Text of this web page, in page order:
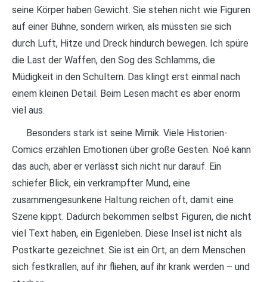
seine Körper haben Gewicht. Sie stehen nicht wie Figuren
auf einer Bühne, sondern wirken, als müssten sie sich
durch Luft, Hitze und Dreck hindurch bewegen. Ich spüre
die Last der Waffen, den Sog des Schlamms, die
Müdigkeit in den Schultern. Das klingt erst einmal nach
einem kleinen Detail. Beim Lesen macht es aber enorm
viel aus.
Besonders stark ist seine Mimik. Viele Historien-
Comics erzählen Emotionen über große Gesten. Noé kann
das auch, aber er verlässt sich nicht nur darauf. Ein
schiefer Blick, ein verkrampfter Mund, eine
zusammengesunkene Haltung reichen oft, damit eine
Szene kippt. Dadurch bekommen selbst Figuren, die nicht
viel Text haben, ein Eigenleben. Diese Insel ist nicht als
Postkarte gezeichnet. Sie ist ein Ort, an dem Menschen
sich festkrallen, auf ihr fliehen, auf ihr krank werden – und